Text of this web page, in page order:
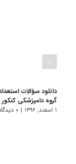
دانلود سؤالات
گروه دامپزشکی کنکور
۱ اسفند, ۱۳۹۶ | ۰ دیدگاه